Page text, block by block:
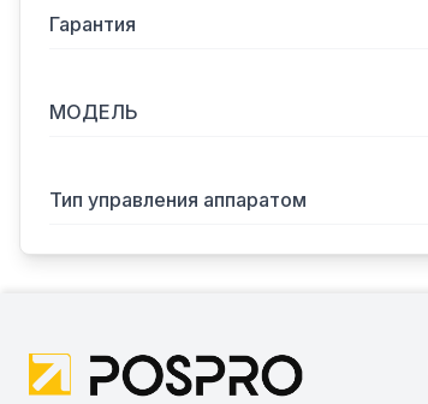
Гарантия
МОДЕЛЬ
Тип управления аппаратом